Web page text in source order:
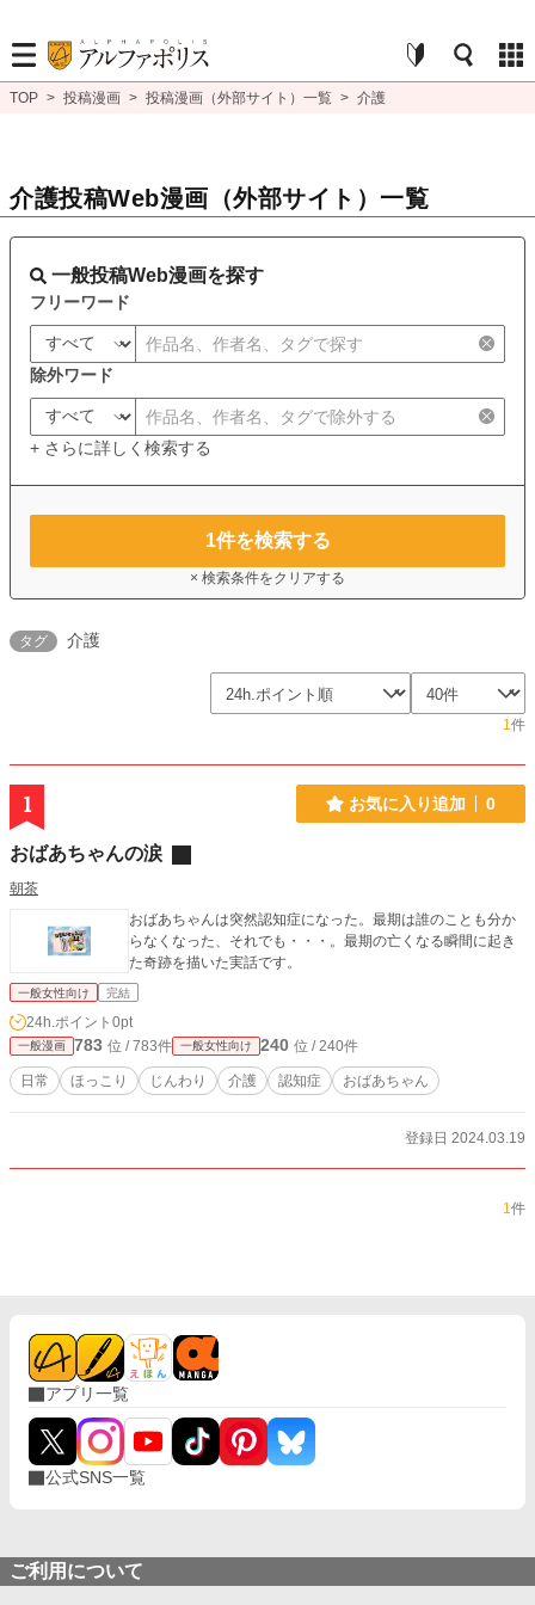
TOP > 投稿漫画 > 投稿漫画（外部サイト）一覧 > 介護
介護投稿Web漫画（外部サイト）一覧
一般投稿Web漫画を探す
フリーワード
除外ワード
+ さらに詳しく検索する
1件を検索する
× 検索条件をクリアする
タグ 介護
1件
1 お気に入り追加 0
おばあちゃんの涙
朝茶
おばあちゃんは突然認知症になった。最期は誰のことも分か
らなくなった、それでも・・・。最期の亡くなる瞬間に起き
た奇跡を描いた実話です。
一般女性向け 完結
24h.ポイント 0pt
一般漫画 783 位 / 783件 一般女性向け 240 位 / 240件
日常 ほっこり じんわり 介護 認知症 おばあちゃん
登録日 2024.03.19
1件
アプリ一覧
公式SNS一覧
ご利用について